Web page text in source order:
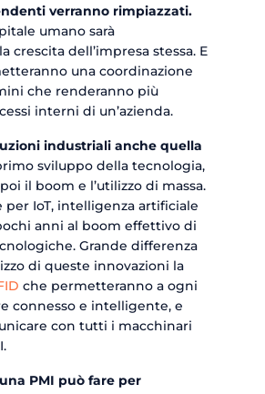
verranno rimpiazzati.
umano sarà
crescita dell’impresa stessa. E
una coordinazione
che renderanno più
interni di un’azienda.
industriali anche quella
sviluppo della tecnologia,
il boom e l’utilizzo di massa.
per IoT, intelligenza artificiale
anni al boom effettivo di
Grande differenza
di queste innovazioni la
che permetteranno a ogni
connesso e intelligente, e
con tutti i macchinari
PMI può fare per